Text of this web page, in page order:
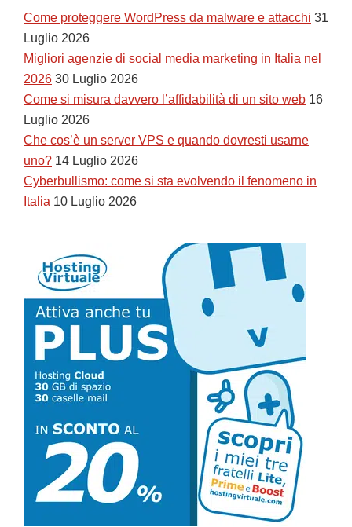
Come proteggere WordPress da malware e attacchi 31
Luglio 2026
Migliori agenzie di social media marketing in Italia nel
2026 30 Luglio 2026
Come si misura davvero l’affidabilità di un sito web 16
Luglio 2026
Che cos’è un server VPS e quando dovresti usarne
uno? 14 Luglio 2026
Cyberbullismo: come si sta evolvendo il fenomeno in
Italia 10 Luglio 2026